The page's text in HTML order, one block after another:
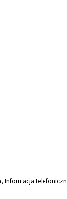
Informacja